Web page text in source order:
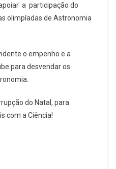
a participação do
olimpíadas de Astronomia
o empenho e a
para desvendar os
do Natal, para
com a Ciência!